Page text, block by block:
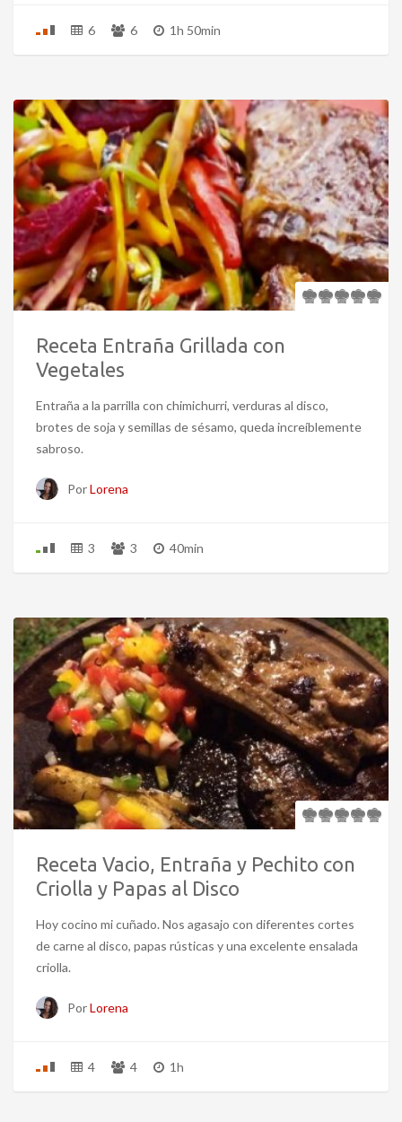
6 6 1h 50min
Receta Entraña Grillada con
Vegetales
Entraña a la parrilla con chimichurri, verduras al disco,
brotes de soja y semillas de sésamo, queda increíblemente
sabroso.
PorLorena
3 3 40min
Receta Vacio, Entraña y Pechito con
Criolla y Papas al Disco
Hoy cocino mi cuñado. Nos agasajo con diferentes cortes
de carne al disco, papas rústicas y una excelente ensalada
criolla.
PorLorena
4 4 1h